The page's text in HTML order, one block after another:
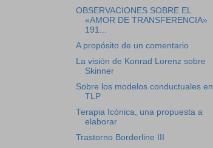
OBSERVACIONES SOBRE EL
«AMOR DE TRANSFERENCIA»
191...
A propósito de un comentario
La visión de Konrad Lorenz sobre
Skinner
Sobre los modelos conductuales en
TLP
Terapia Icónica, una propuesta a
elaborar
Trastorno Borderline III